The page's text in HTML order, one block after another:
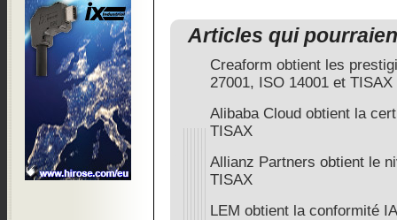
Articles qui
Creaform obtient les
27001, ISO 14001 et TISAX
Alibaba Cloud obtient la
TISAX
Allianz Partners obtient le
TISAX
LEM obtient la conformité